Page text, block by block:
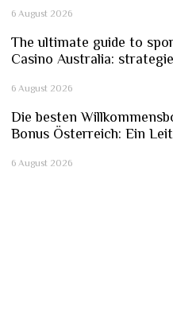
6 August 2026
The ultimate guide to
Casino Australia:
6 August 2026
Die besten
Bonus Österreich: Ein
6 August 2026